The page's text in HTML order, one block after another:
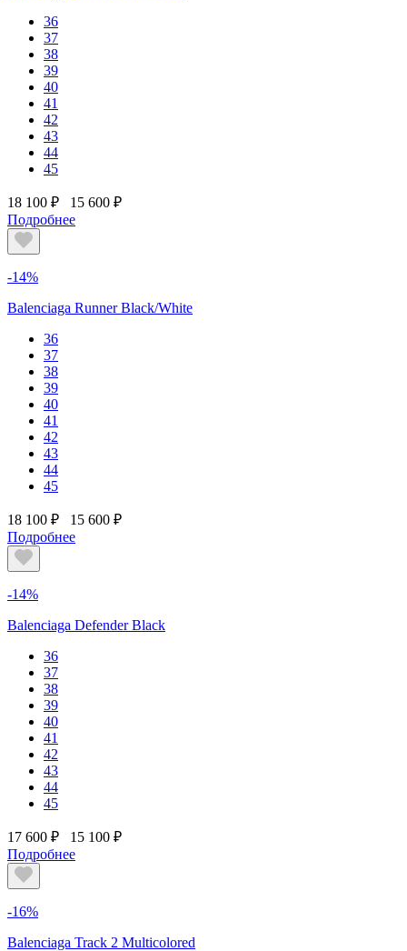
36
37
38
39
40
41
42
43
44
45
18 100 ₽
15 600 ₽
Подробнее
-14%
Balenciaga Runner Black/White
36
37
38
39
40
41
42
43
44
45
18 100 ₽
15 600 ₽
Подробнее
-14%
Balenciaga Defender Black
36
37
38
39
40
41
42
43
44
45
17 600 ₽
15 100 ₽
Подробнее
-16%
Balenciaga Track 2 Multicolored